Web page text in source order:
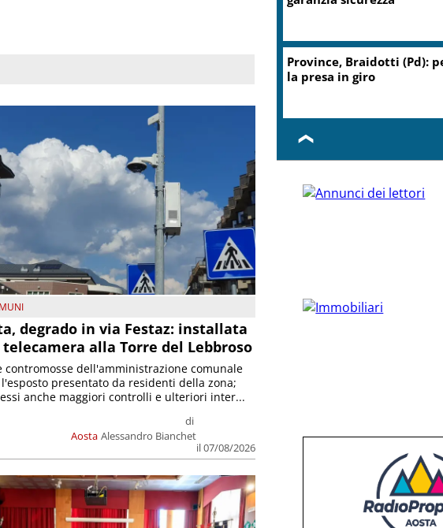
degrado in via Festaz: installata
alla Torre del Lebbroso
Aosta
di
Alessandro Bianchet
il 07/08/2026
contromosse dell'amministrazione comunale
presentato da residenti della zona;
anche maggiori controlli e ulteriori inter...
Province, Braidotti (Pd):
la presa in giro
❮